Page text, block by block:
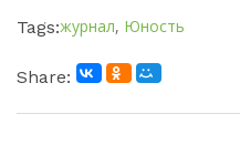
Tags:журнал, Юность
Share: